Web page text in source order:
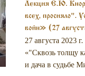
Лекция Е.Ю.
всех, просияло".
войн» (27
27 августа 2023
«"Сквозь толщу
и дача в судьбе